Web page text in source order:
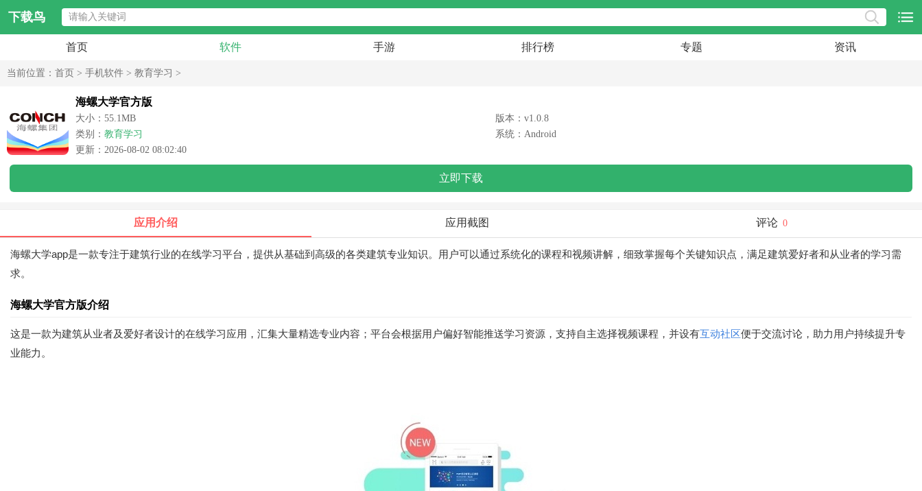
下载鸟
首页 软件 手游 排行榜 专题 资讯
当前位置： 首页 > 手机软件 > 教育学习 >
海螺大学官方版
大小：55.1MB
版本：v1.0.8
类别： 教育学习
系统：Android
更新：2026-08-02 08:02:40
立即下载
应用介绍 应用截图 评论 0
海螺大学app是一款专注于建筑行业的在线学习平台，提供从基础到高级的各类建筑专业知识。用户可以通过系统化的课程和视频讲解，细致掌握每个关键知识点，满足建筑爱好者和从业者的学习需
求。
海螺大学官方版介绍
这是一款为建筑从业者及爱好者设计的在线学习应用，汇集大量精选专业内容；平台会根据用户偏好智能推送学习资源，支持自主选择视频课程，并设有互动社区便于交流讨论，助力用户持续提升专
业能力。